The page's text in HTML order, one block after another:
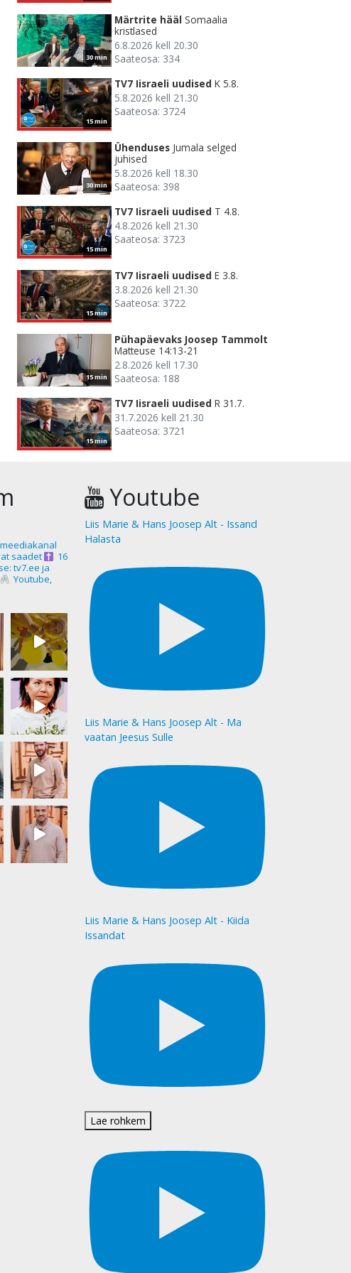
30 min
Märtrite hääl Somaalia
kristlased
6.8.2026 kell 20.30
Saateosa: 334
15 min
TV7 Iisraeli uudised K 5.8.
5.8.2026 kell 21.30
Saateosa: 3724
30 min
Ühenduses Jumala selged
juhised
5.8.2026 kell 18.30
Saateosa: 398
15 min
TV7 Iisraeli uudised T 4.8.
4.8.2026 kell 21.30
Saateosa: 3723
15 min
TV7 Iisraeli uudised E 3.8.
3.8.2026 kell 21.30
Saateosa: 3722
15 min
Pühapäevaks Joosep Tammolt
Matteuse 14:13-21
2.8.2026 kell 17.30
Saateosa: 188
15 min
TV7 Iisraeli uudised R 31.7.
31.7.2026 kell 21.30
Saateosa: 3721
saadet
16
tv7.ee ja
Youtube,
Youtube
Liis Marie & Hans Joosep Alt - Issand
Halasta
Liis Marie & Hans Joosep Alt - Ma
vaatan Jeesus Sulle
Liis Marie & Hans Joosep Alt - Kiida
Issandat
Lae rohkem